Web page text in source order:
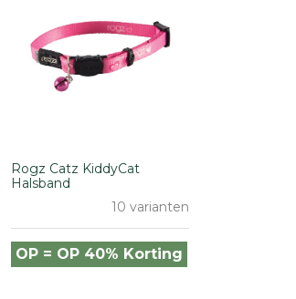
Rogz Catz KiddyCat
Halsband
10 varianten
OP = OP 40% Korting